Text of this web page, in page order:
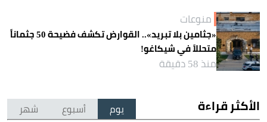
منوعات
«جثامين بلا تبريد».. القوارض تكشف فضيحة 50 جثماناً
متحللاً في شيكاغو!
منذ 58 دقيقة
الأكثر قراءة يوم أسبوع شهر